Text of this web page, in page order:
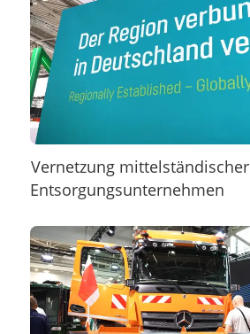
Vernetzung mittelständischer
Entsorgungsunternehmen